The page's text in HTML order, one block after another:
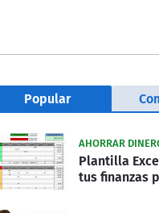
Popular
AHORRAR
Plantilla
tus finanzas